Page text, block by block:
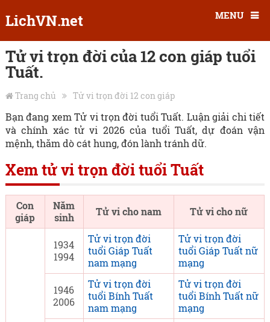
LichVN.net MENU
Tử vi trọn đời của 12 con giáp tuổi
Tuất.
Trang chủ Tử vi trọn đời 12 con giáp
Bạn đang xem Tử vi trọn đời tuổi Tuất. Luận giải chi tiết
và chính xác tử vi 2026 của tuổi Tuất, dự đoán vận
mệnh, thăm dò cát hung, đón lành tránh dữ.
Xem tử vi trọn đời tuổi Tuất
Con
giáp
Năm
sinh
Tử vi cho nam Tử vi cho nữ
1934
1994
Tử vi trọn đời
tuổi Giáp Tuất
nam mạng
Tử vi trọn đời
tuổi Giáp Tuất nữ
mạng
1946
2006
Tử vi trọn đời
tuổi Bính Tuất
nam mạng
Tử vi trọn đời
tuổi Bính Tuất nữ
mạng